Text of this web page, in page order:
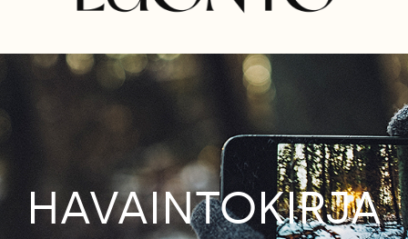
HAVAINTOKIRJA